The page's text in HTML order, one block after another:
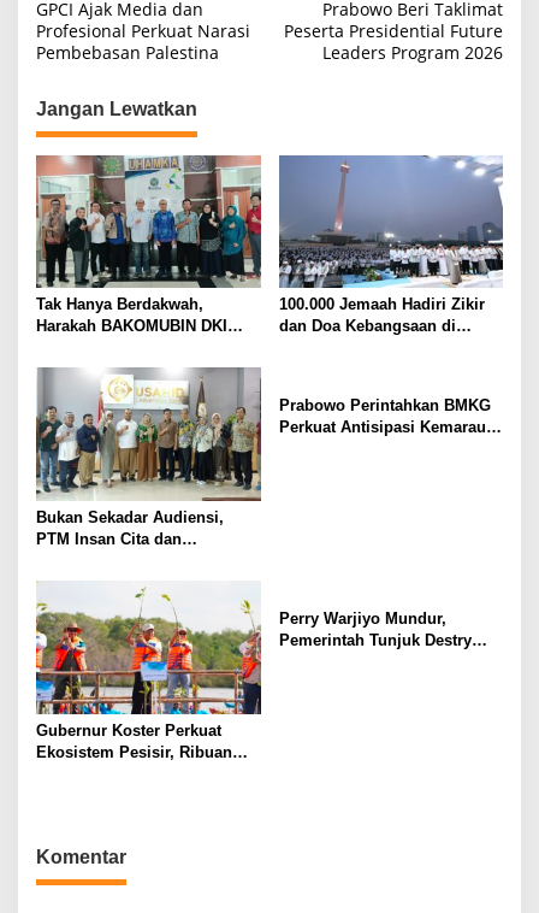
v
g
a
s
i
p
o
s
GPCI Ajak Media dan
Profesional Perkuat Narasi
Pembebasan Palestina
Prabowo Beri Taklimat
Peserta Presidential Future
Leaders Program 2026
Jangan Lewatkan
Tak Hanya Berdakwah,
Harakah BAKOMUBIN DKI
Advokasi dan Paralegal
Bersama LKLH FH UHAMKA
100.000 Jemaah Hadiri Zikir
dan Doa Kebangsaan di
Bukan Sekadar Audiensi,
PTM Insan Cita dan
Kolaborasi Open Turnamen
Tenis Meja
Prabowo Perintahkan BMKG
Perkuat Antisipasi Kemarau
Gubernur Koster Perkuat
Ekosistem Pesisir, Ribuan
Perry Warjiyo Mundur,
Pemerintah Tunjuk Destry
Komentar